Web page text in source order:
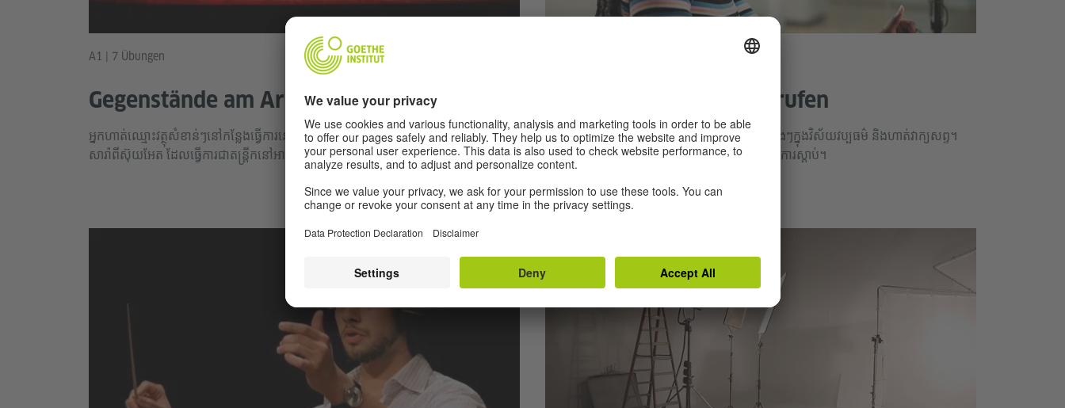
A1 | 7 Übungen
Gegenstände am Arbeitsplatz: Im Theater
អ្នកហាត់ឈ្មោះវត្ថុសំខាន់ៗនៅកន្លែងធ្វើការនៅរោងល្ខោន។ លើសពីនេះ អ្នកស្គាល់
សារ៉ាពីស៊ុយអែត ដែលធ្វើការជាតន្រ្តីកនៅអាល្លឺម៉ង់។
Tätigkeiten in Kulturberufen
ក្នុងលំហាត់ទាំងនេះ អ្នកស្វែងយល់អំពីសកម្មភាពផ្សេងៗក្នុងវិស័យវប្បធម៌ និងហាត់វាក្យសព្ទ។
សូមស្តាប់បទសម្ភាសន៍មួយ ហើយហាត់ការយល់តាមការស្តាប់។